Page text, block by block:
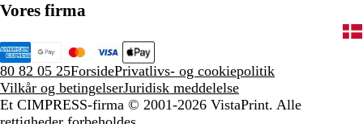
Vores firma
80 82 05 25ForsidePrivatlivs- og cookiepolitik
Vilkår og betingelserJuridisk meddelelse
Et CIMPRESS-firma © 2001-2026 VistaPrint. Alle